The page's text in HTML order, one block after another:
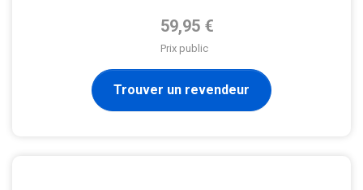
Prix de base
59,95 €
Prix public
Trouver un revendeur